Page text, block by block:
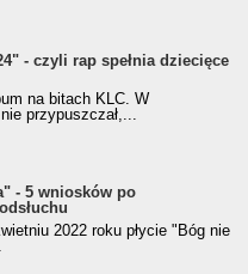
- czyli rap spełnia dziecięce
na bitach KLC. W
przypuszczał,...
- 5 wniosków po
2022 roku płycie "Bóg nie